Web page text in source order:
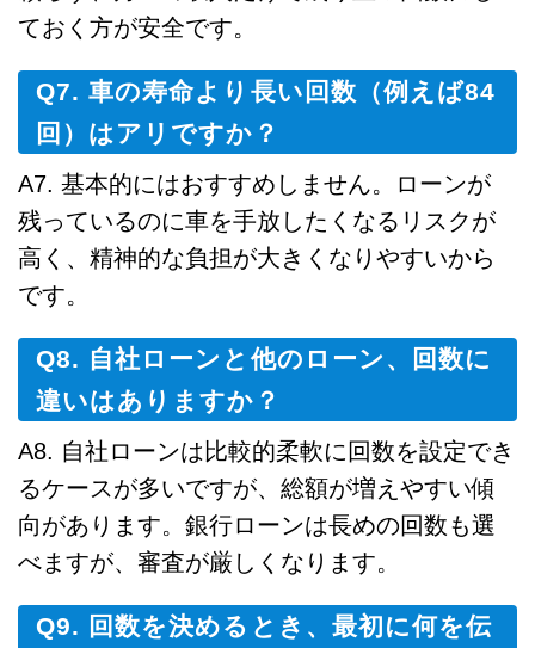
ておく方が安全です。
Q7. 車の寿命より長い回数（例えば84
回）はアリですか？
A7. 基本的にはおすすめしません。ローンが
残っているのに車を手放したくなるリスクが
高く、精神的な負担が大きくなりやすいから
です。
Q8. 自社ローンと他のローン、回数に
違いはありますか？
A8. 自社ローンは比較的柔軟に回数を設定でき
るケースが多いですが、総額が増えやすい傾
向があります。銀行ローンは長めの回数も選
べますが、審査が厳しくなります。
Q9. 回数を決めるとき、最初に何を伝